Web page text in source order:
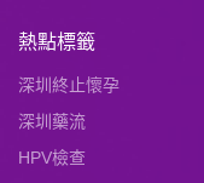
熱點標籤
深圳終止懷孕
深圳藥流
HPV檢查